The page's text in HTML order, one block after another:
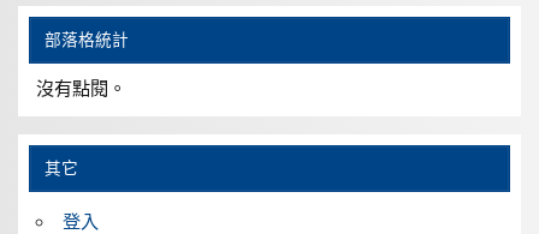
部落格統計
沒有點閱。
其它
登入